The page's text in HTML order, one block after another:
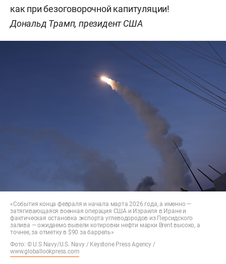
как при безоговорочной капитуляции!
Дональд Трамп, президент США
«События конца февраля и начала марта 2026 года, а именно —
затягивающаяся военная операция США и Израиля в Иране и
фактическая остановка экспорта углеводородов из Персидского
залива — ожидаемо вывели котировки нефти марки Brent высоко, а
точнее, за отметку в $90 за баррель»
Фото: © U.S Navy/U.S. Navy / Keystone Press Agency /
www.globallookpress.com